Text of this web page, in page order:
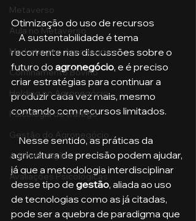
Metaverso
Aula no Metaverso
Marketing no Agronegócio
Confinamento Bovino
Holding no Agronegócio
Psicologia de tráfego
Gestão do Agronegócio
Administração
Avaliações Psicológicas
Otimização do uso de recursos
    A sustentabilidade é tema
recorrente nas discussões sobre o
futuro do agronegócio, e é preciso
criar estratégias para continuar a
produzir cada vez mais, mesmo
contando com recursos limitados.
    Nesse sentido, as práticas da
agricultura de precisão podem ajudar,
já que a metodologia interdisciplinar
desse tipo de gestão, aliada ao uso
de tecnologias como as já citadas,
pode ser a quebra de paradigma que